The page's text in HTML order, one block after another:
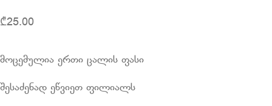
₾25.00
მოცემულია ერთი ცალის ფასი
შესაძენად ეწვიეთ ფილიალს